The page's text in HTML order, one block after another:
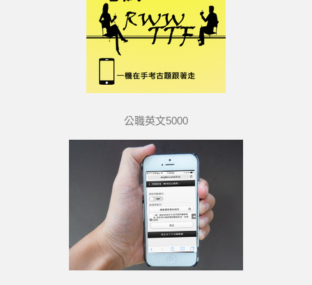
公職英文5000